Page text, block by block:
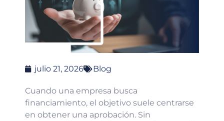
julio 21, 2026 Blog
Cuando una empresa busca
financiamiento, el objetivo suele centrarse
en obtener una aprobación. Sin